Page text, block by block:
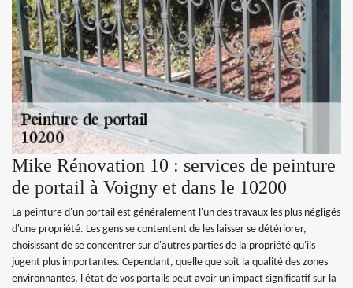
Mike Rénovation 10 : services de peinture
de portail à Voigny et dans le 10200
La peinture d'un portail est généralement l'un des travaux les plus négligés
d'une propriété. Les gens se contentent de les laisser se détériorer,
choisissant de se concentrer sur d'autres parties de la propriété qu'ils
jugent plus importantes. Cependant, quelle que soit la qualité des zones
environnantes, l'état de vos portails peut avoir un impact significatif sur la